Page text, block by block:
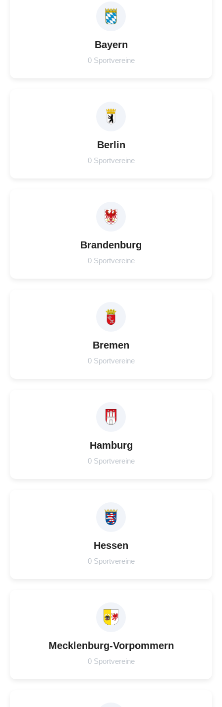
Bayern
0 Sportvereine
Berlin
0 Sportvereine
Brandenburg
0 Sportvereine
Bremen
0 Sportvereine
Hamburg
0 Sportvereine
Hessen
0 Sportvereine
Mecklenburg-Vorpommern
0 Sportvereine